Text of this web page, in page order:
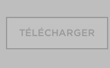
TÉLÉCHARGER